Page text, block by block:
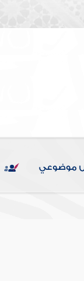
موضوعي